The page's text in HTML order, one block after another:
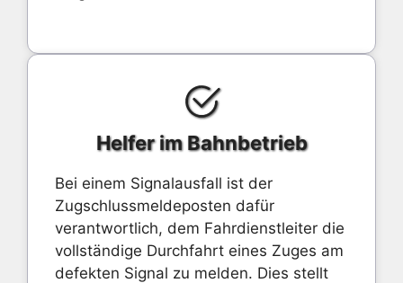
Helfer im Bahnbetrieb
Bei einem Signalausfall ist der
Zugschlussmeldeposten dafür
verantwortlich, dem Fahrdienstleiter die
vollständige Durchfahrt eines Zuges am
defekten Signal zu melden. Dies stellt